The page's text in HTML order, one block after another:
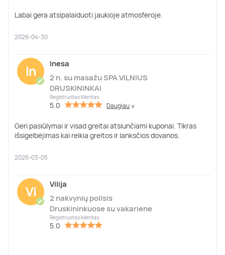
Labai gera atsipalaiduoti jaukioje atmosferoje.
2026-04-30
In
✔
Inesa
2 n. su masažu SPA VILNIUS
DRUSKININKAI
Registruotas klientas
5.0 Daugiau ∨
Geri pasiūlymai ir visad greitai atsiunčiami kuponai. Tikras
išsigelbėjimas kai reikia greitos ir lanksčios dovanos.
2026-03-05
Vi
✔
Vilija
2 nakvynių poilsis
Druskininkuose su vakariene
Registruotas klientas
5.0